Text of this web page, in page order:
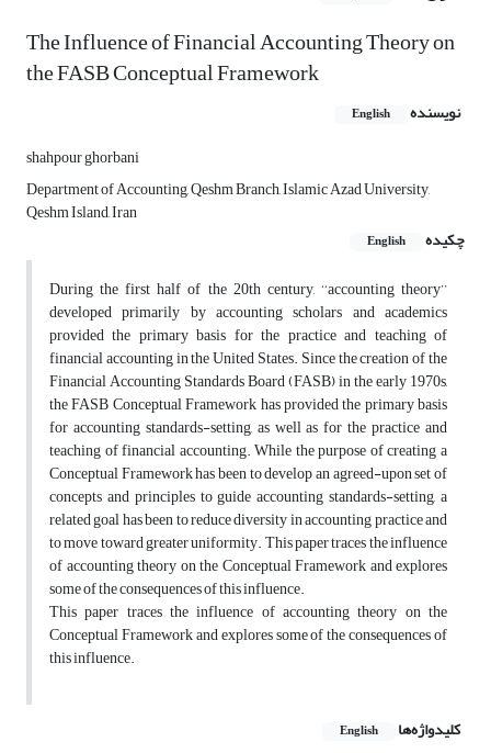
The Influence of Financial Accounting Theory on
the FASB Conceptual Framework
نویسنده English
shahpour ghorbani
Department of Accounting, Qeshm Branch, Islamic Azad University,
Qeshm Island, Iran
چکیده
English
During the first half of the 20th century, ‘‘accounting theory’’
developed primarily by accounting scholars and academics
provided the primary basis for the practice and teaching of
financial accounting in the United States. Since the creation of the
Financial Accounting Standards Board (FASB) in the early 1970s,
the FASB Conceptual Framework has provided the primary basis
for accounting standards-setting, as well as for the practice and
teaching of financial accounting. While the purpose of creating a
Conceptual Framework has been to develop an agreed-upon set of
concepts and principles to guide accounting standards-setting, a
related goal has been to reduce diversity in accounting practice and
to move toward greater uniformity. This paper traces the influence
of accounting theory on the Conceptual Framework and explores
some of the consequences of this influence.
This paper traces the influence of accounting theory on the
Conceptual Framework and explores some of the consequences of
this influence.
کلیدواژه‌ها English